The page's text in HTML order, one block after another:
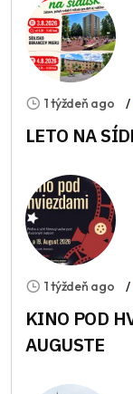
1 týždeň ago
LETO NA
1 týždeň ago
KINO POD
AUGUSTE